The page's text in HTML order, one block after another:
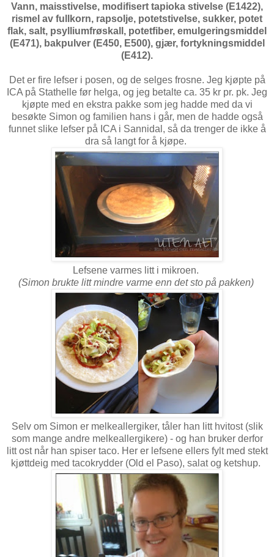
Vann, maisstivelse, modifisert tapioka stivelse (E1422),
rismel av fullkorn, rapsolje, potetstivelse, sukker, potet
flak, salt, psylliumfrøskall, potetfiber, emulgeringsmiddel
(E471), bakpulver (E450, E500), gjær, fortykningsmiddel
(E412).
Det er fire lefser i posen, og de selges frosne. Jeg kjøpte på
ICA på Stathelle før helga, og jeg betalte ca. 35 kr pr. pk. Jeg
kjøpte med en ekstra pakke som jeg hadde med da vi
besøkte Simon og familien hans i går, men de hadde også
funnet slike lefser på ICA i Sannidal, så da trenger de ikke å
dra så langt for å kjøpe.
Lefsene varmes litt i mikroen.
(Simon brukte litt mindre varme enn det sto på pakken)
Selv om Simon er melkeallergiker, tåler han litt hvitost (slik
som mange andre melkeallergikere) - og han bruker derfor
litt ost når han spiser taco. Her er lefsene ellers fylt med stekt
kjøttdeig med tacokrydder (Old el Paso), salat og ketshup.